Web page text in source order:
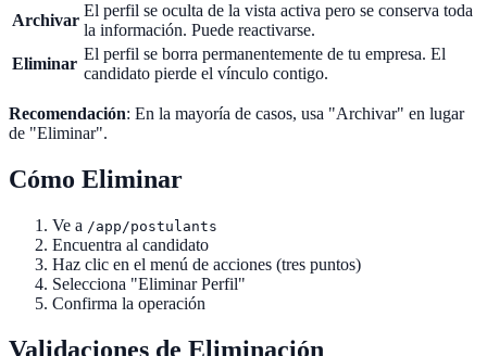
Archivar
El perfil se oculta de la vista activa pero se conserva toda
la información. Puede reactivarse.
Eliminar
El perfil se borra permanentemente de tu empresa. El
candidato pierde el vínculo contigo.
Recomendación: En la mayoría de casos, usa "Archivar" en lugar
de "Eliminar".
Cómo Eliminar
Ve a /app/postulants
Encuentra al candidato
Haz clic en el menú de acciones (tres puntos)
Selecciona "Eliminar Perfil"
Confirma la operación
Validaciones de Eliminación